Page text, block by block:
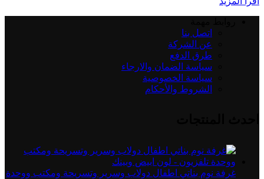
اتصل بنا
عن الشركة
طرق الدفع
سياسة الضمان والارجاء
سياسة الخصوصية
الشروط والأحكام
غرفة نوم بناتي اطفال دولاب وسرير وتسريحة ومكتب ووحدة